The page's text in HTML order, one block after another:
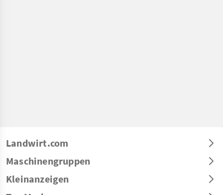
Landwirt.com
Maschinengruppen
Kleinanzeigen